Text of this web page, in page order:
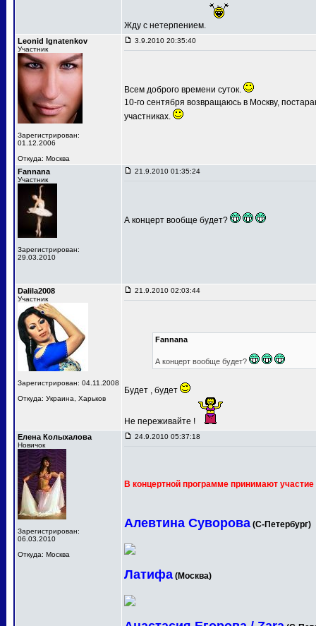
Жду с нетерпением.
Leonid Ignatenkov
Участник
Зарегистрирован:
01.12.2006
Откуда: Москва
3.9.2010 20:35:40
Всем доброго времени суток.
10-го сентября возвращаюсь в Москву,
участниках.
Fannana
Участник
Зарегистрирован:
29.03.2010
21.9.2010 01:35:24
А концерт вообще будет?
Dalila2008
Участник
Зарегистрирован: 04.11.2008
Откуда: Украина, Харьков
21.9.2010 02:03:44
Fannana
А концерт вообще будет?
Будет , будет
Не переживайте !
Елена Колыхалова
Новичок
Зарегистрирован:
06.03.2010
Откуда: Москва
24.9.2010 05:37:18
В концертной программе принимают участие
Алевтина Суворова (С-Петербург)
Латифа (Москва)